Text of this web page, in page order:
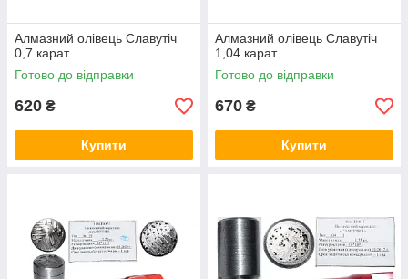
Алмазний олівець Славутіч
0,7 карат
Готово до відправки
620 ₴
Купити
Алмазний олівець Славутіч
1,04 карат
Готово до відправки
670 ₴
Купити